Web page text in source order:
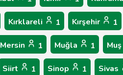
Kırklareli 1 Kırşehir 1
Mersin 1 Muğla 1 Muş
Siirt 1 Sinop 1 Sivas